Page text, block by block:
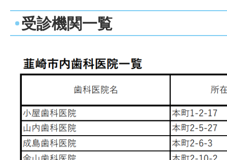
受診機関一覧